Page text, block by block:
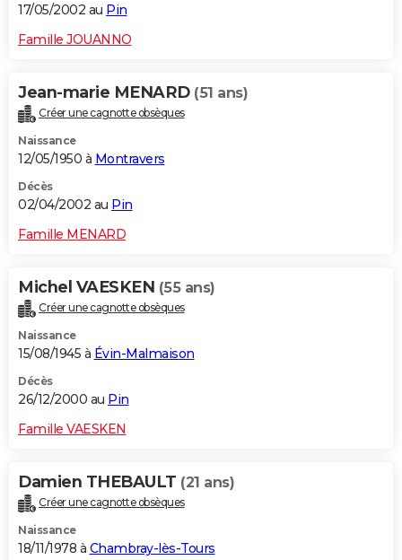
17/05/2002 au Pin
Famille JOUANNO
Jean-marie MENARD (51 ans)
Créer une cagnotte obsèques
Naissance
12/05/1950 à Montravers
Décès
02/04/2002 au Pin
Famille MENARD
Michel VAESKEN (55 ans)
Créer une cagnotte obsèques
Naissance
15/08/1945 à Évin-Malmaison
Décès
26/12/2000 au Pin
Famille VAESKEN
Damien THEBAULT (21 ans)
Créer une cagnotte obsèques
Naissance
18/11/1978 à Chambray-lès-Tours